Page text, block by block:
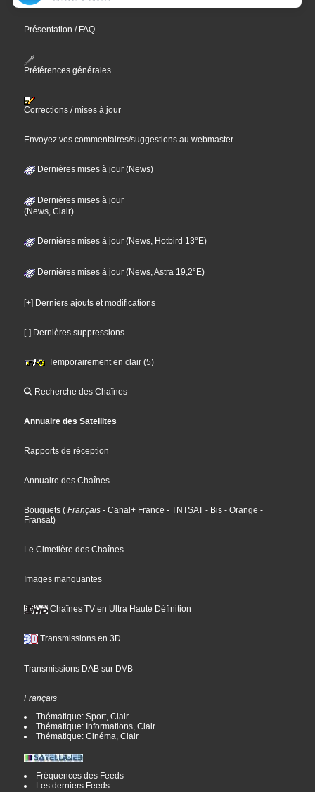
Présentation / FAQ
Préférences générales
Corrections / mises à jour
Envoyez vos commentaires/suggestions au webmaster
Dernières mises à jour (News)
Dernières mises à jour
(News, Clair)
Dernières mises à jour (News, Hotbird 13°E)
Dernières mises à jour (News, Astra 19,2°E)
[+] Derniers ajouts et modifications
[-] Dernières suppressions
Temporairement en clair (5)
Recherche des Chaînes
Annuaire des Satellites
Rapports de réception
Annuaire des Chaînes
Bouquets ( Français - Canal+ France - TNTSAT - Bis - Orange -
Fransat)
Le Cimetière des Chaînes
Images manquantes
Chaînes TV en Ultra Haute Définition
Transmissions en 3D
Transmissions DAB sur DVB
Français
Thématique: Sport, Clair
Thématique: Informations, Clair
Thématique: Cinéma, Clair
Fréquences des Feeds
Les derniers Feeds